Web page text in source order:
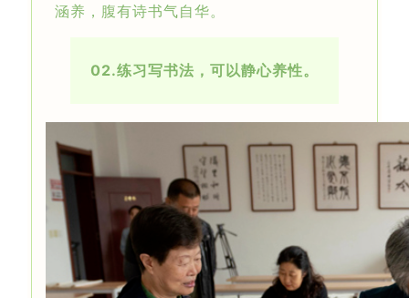
涵养，腹有诗书气自华。
02.练习写书法，可以静心养性。